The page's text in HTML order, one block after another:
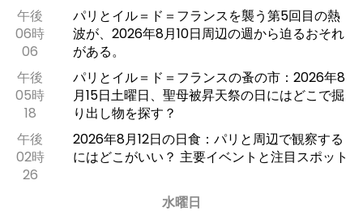
午後
06時
06
パリとイル＝ド＝フランスを襲う第5回目の熱
波が、2026年8月10日周辺の週から迫るおそれ
がある。
午後
05時
18
パリとイル＝ド＝フランスの蚤の市：2026年8
月15日土曜日、聖母被昇天祭の日にはどこで掘
り出し物を探す？
午後
02時
26
2026年8月12日の日食：パリと周辺で観察する
にはどこがいい？ 主要イベントと注目スポット
水曜日